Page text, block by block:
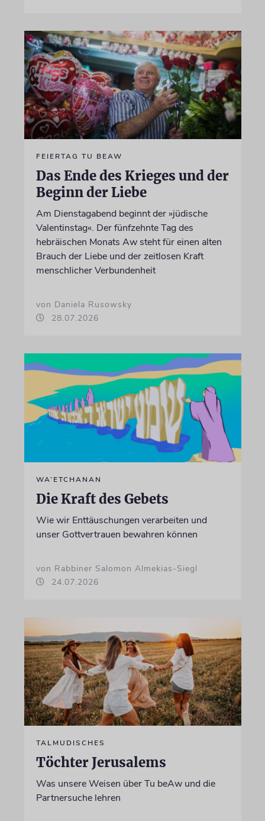
FEIERTAG TU BEAW
Das Ende des Krieges und der
Beginn der Liebe
Am Dienstagabend beginnt der »jüdische
Valentinstag«. Der fünfzehnte Tag des
hebräischen Monats Aw steht für einen alten
Brauch der Liebe und der zeitlosen Kraft
menschlicher Verbundenheit
von Daniela Rusowsky
28.07.2026
WA’ETCHANAN
Die Kraft des Gebets
Wie wir Enttäuschungen verarbeiten und
unser Gottvertrauen bewahren können
von Rabbiner Salomon Almekias-Siegl
24.07.2026
TALMUDISCHES
Töchter Jerusalems
Was unsere Weisen über Tu beAw und die
Partnersuche lehren